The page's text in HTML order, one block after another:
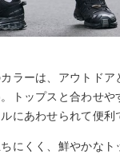
ラーは、アウトドア
トップスと合わせや
にあわせられて便利
にくく、鮮やかなト